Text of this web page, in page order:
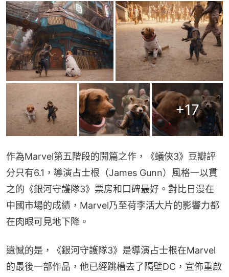
+17
作為Marvel第五階段的開篇之作，《蟻俠3》豆瓣評
分只有6.1，導演占士根（James Gunn）風格一以貫
之的《銀河守護隊3》票房和口碑最好。對比日漫在
中國市場的成績，Marvel乃至荷李活大片的影響力都
在肉眼可見地下降。
遺憾的是，《銀河守護隊3》是導演占士根在Marvel
的最後一部作品，他已經跳槽去了隔壁DC，宣佈重啟